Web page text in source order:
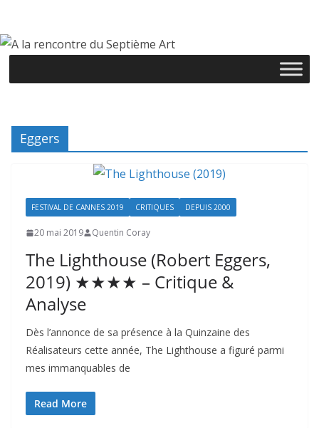
contenu
Eggers
FESTIVAL DE CANNES 2019 CRITIQUES DEPUIS 2000
20 mai 2019 Quentin Coray
The Lighthouse (Robert Eggers,
2019) ★★★★ – Critique &
Analyse
Dès l’annonce de sa présence à la Quinzaine des
Réalisateurs cette année, The Lighthouse a figuré parmi
mes immanquables de
Read More